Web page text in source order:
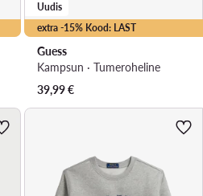
extra -15% Kood: LAST
Uudis
Guess
Kampsun · Tumeroheline
39,99€